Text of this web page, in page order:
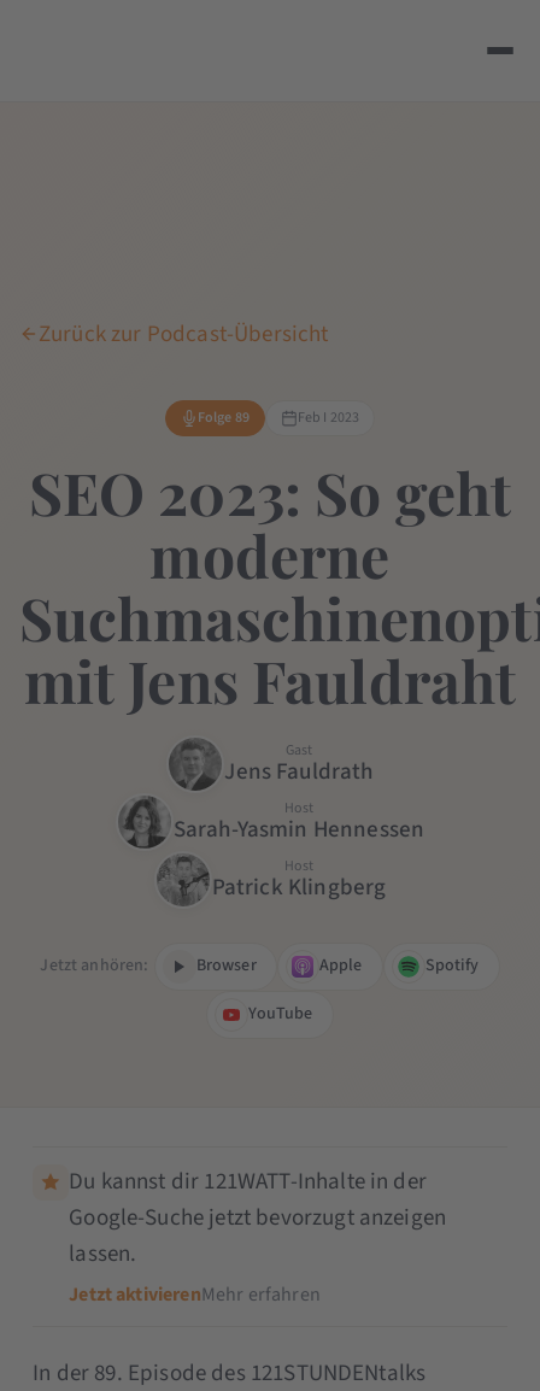
Zurück zur Podcast-Übersicht
Folge 89 Feb I 2023
SEO 2023: So geht
moderne
mit Jens Fauldraht
Gast
Jens Fauldrath
Host
Sarah-Yasmin Hennessen
Host
Patrick Klingberg
Jetzt anhören: Browser Apple
Spotify
YouTube
Du kannst dir 121WATT-Inhalte in der
Google-Suche jetzt bevorzugt anzeigen
lassen.
Jetzt aktivierenMehr erfahren
In der 89. Episode des 121STUNDENtalks